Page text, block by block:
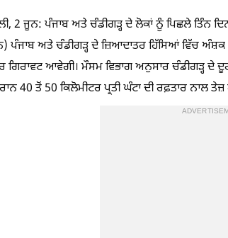
2 ਜੂਨ: ਪੰਜਾਬ ਅਤੇ ਚੰਡੀਗੜ੍ਹ ਦੇ ਲੋਕਾਂ ਨੂੰ ਪਿਛਲੇ ਤਿੰਨ
ਪੰਜਾਬ ਅਤੇ ਚੰਡੀਗੜ੍ਹ ਦੇ ਜ਼ਿਆਦਾਤਰ ਹਿੱਸਿਆਂ ਵਿੱਚ
ਗਿਰਾਵਟ ਆਵੇਗੀ। ਮੌਸਮ ਵਿਭਾਗ ਅਨੁਸਾਰ ਚੰਡੀਗੜ੍ਹ
40 ਤੋਂ 50 ਕਿਲੋਮੀਟਰ ਪ੍ਰਤੀ ਘੰਟਾ ਦੀ ਰਫ਼ਤਾਰ ਨਾਲ ਤੇਜ਼